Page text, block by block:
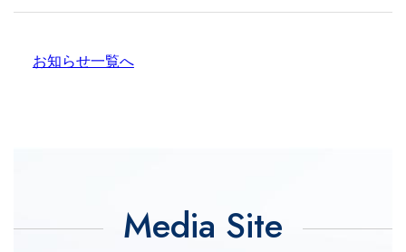
お知らせ一覧へ
Media Site